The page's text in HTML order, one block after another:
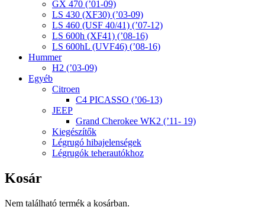
GX 470 (’01-09)
LS 430 (XF30) (’03-09)
LS 460 (USF 40/41) (’07-12)
LS 600h (XF41) (’08-16)
LS 600hL (UVF46) (’08-16)
Hummer
H2 (’03-09)
Egyéb
Citroen
C4 PICASSO (’06-13)
JEEP
Grand Cherokee WK2 (’11- 19)
Kiegészítők
Légrugó hibajelenségek
Légrugók teherautókhoz
Kosár
Nem található termék a kosárban.